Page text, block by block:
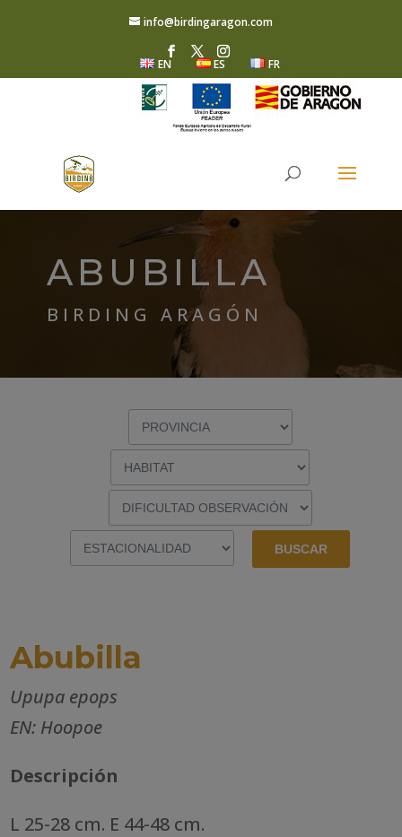
info@birdingaragon.com
EN ES FR
ABUBILLA
BIRDING ARAGÓN
Abubilla
Upupa epops
EN: Hoopoe
Descripción
L 25-28 cm. E 44-48 cm.